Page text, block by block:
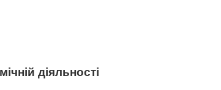
діяльності